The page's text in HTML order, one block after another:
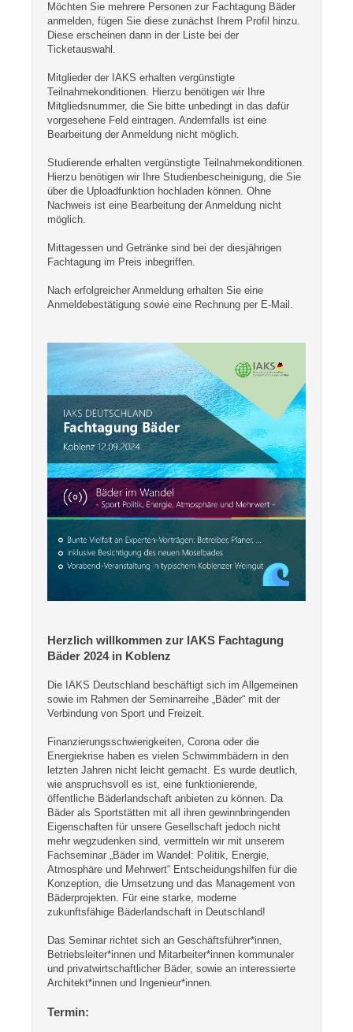
Möchten Sie mehrere Personen zur Fachtagung Bäder
anmelden, fügen Sie diese zunächst Ihrem Profil hinzu.
Diese erscheinen dann in der Liste bei der
Ticketauswahl.
Mitglieder der IAKS erhalten vergünstigte
Teilnahmekonditionen. Hierzu benötigen wir Ihre
Mitgliedsnummer, die Sie bitte unbedingt in das dafür
vorgesehene Feld eintragen. Andernfalls ist eine
Bearbeitung der Anmeldung nicht möglich.
Studierende erhalten vergünstigte Teilnahmekonditionen.
Hierzu benötigen wir Ihre Studienbescheinigung, die Sie
über die Uploadfunktion hochladen können. Ohne
Nachweis ist eine Bearbeitung der Anmeldung nicht
möglich.
Mittagessen und Getränke sind bei der diesjährigen
Fachtagung im Preis inbegriffen.
Nach erfolgreicher Anmeldung erhalten Sie eine
Anmeldebestätigung sowie eine Rechnung per E-Mail.
Herzlich willkommen zur IAKS Fachtagung
Bäder 2024 in Koblenz
Die IAKS Deutschland beschäftigt sich im Allgemeinen
sowie im Rahmen der Seminarreihe „Bäder“ mit der
Verbindung von Sport und Freizeit.
Finanzierungsschwierigkeiten, Corona oder die
Energiekrise haben es vielen Schwimmbädern in den
letzten Jahren nicht leicht gemacht. Es wurde deutlich,
wie anspruchsvoll es ist, eine funktionierende,
öffentliche Bäderlandschaft anbieten zu können. Da
Bäder als Sportstätten mit all ihren gewinnbringenden
Eigenschaften für unsere Gesellschaft jedoch nicht
mehr wegzudenken sind, vermitteln wir mit unserem
Fachseminar „Bäder im Wandel: Politik, Energie,
Atmosphäre und Mehrwert“ Entscheidungshilfen für die
Konzeption, die Umsetzung und das Management von
Bäderprojekten. Für eine starke, moderne
zukunftsfähige Bäderlandschaft in Deutschland!
Das Seminar richtet sich an Geschäftsführer*innen,
Betriebsleiter*innen und Mitarbeiter*innen kommunaler
und privatwirtschaftlicher Bäder, sowie an interessierte
Architekt*innen und Ingenieur*innen.
Termin: